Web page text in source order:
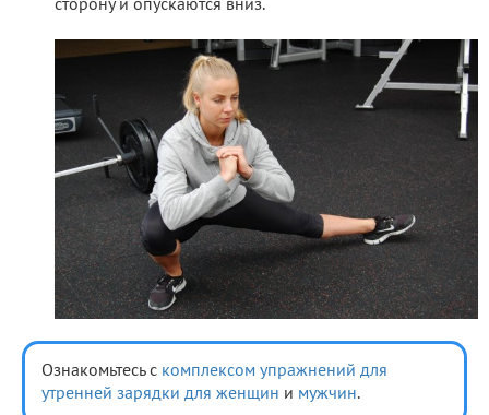
сторону и опускаются вниз.
Ознакомьтесь с комплексом упражнений для
утренней зарядки для женщин и мужчин.